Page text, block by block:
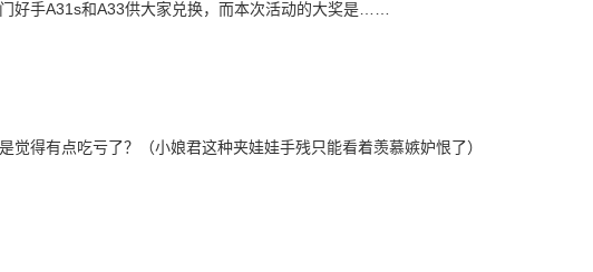
好手A31s和A33供大家兑换，而本次活动的大奖是……
觉得有点吃亏了？（小娘君这种夹娃娃手残只能看着羡慕嫉妒恨了）